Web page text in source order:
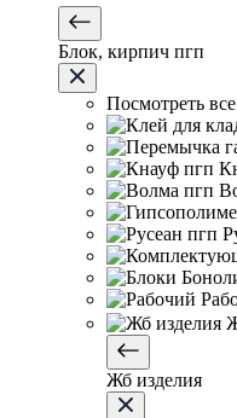
Блок, кирпич пгп
Посмотреть
Жб изделия